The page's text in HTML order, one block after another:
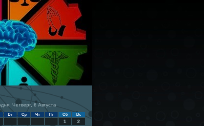
Четверг, 6 Августа
Вт Ср Чт Пт Сб Вс
1
2